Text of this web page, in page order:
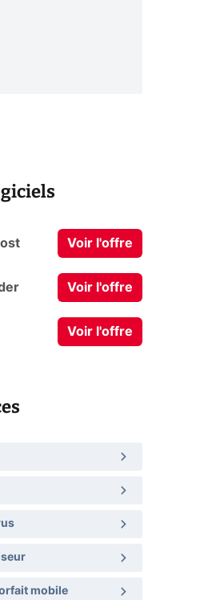
Voir l'offre
Voir l'offre
Voir l'offre
mobile